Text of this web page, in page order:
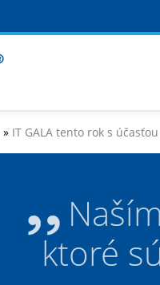
» IT GALA tento rok s
ktoré